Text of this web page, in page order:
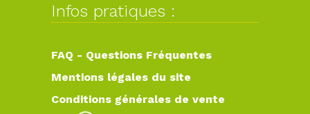
Infos pratiques :
FAQ - Questions Fréquentes
Mentions légales du site
Conditions générales de vente